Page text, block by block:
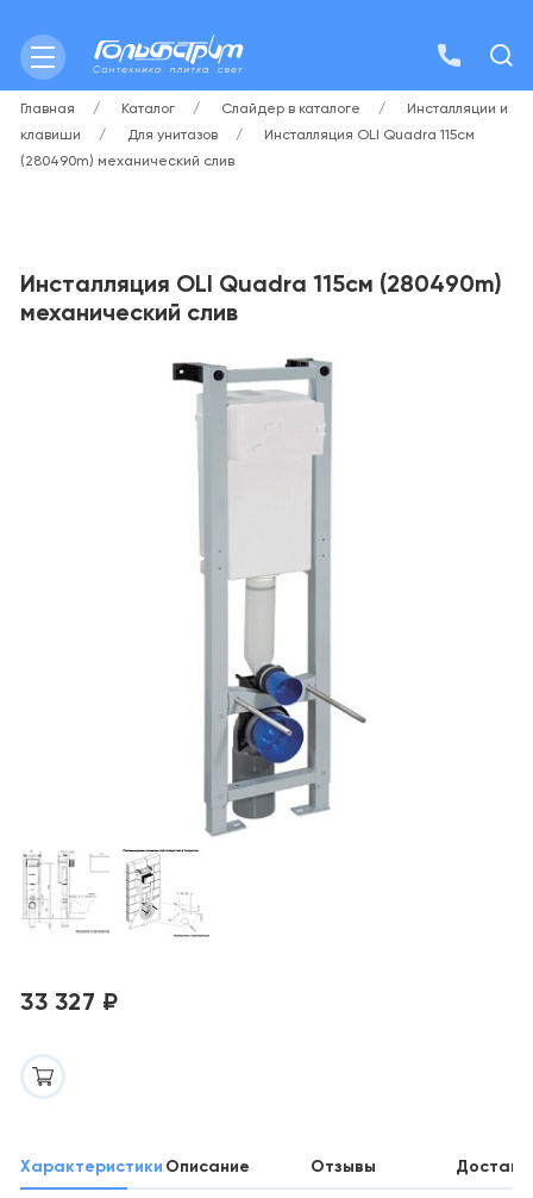
Главная Каталог Слайдер в каталоге
Инсталляции и
клавиши
Для унитазов
Инсталляция OLI Quadra 115см
(280490m) механический слив
Инсталляция OLI Quadra 115см (280490m)
механический слив
33 327 ₽
Характеристики Описание Отзывы